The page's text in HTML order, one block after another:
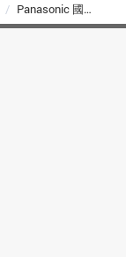
/ Panasonic 國際牌 NA-V150SW-W 15kg 高效抑菌變頻溫水滾筒洗衣機 冰鑽白